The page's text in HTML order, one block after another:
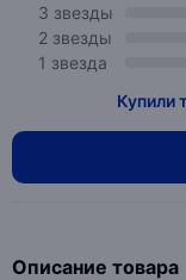
3 звезды
2 звезды
1 звезда
Купили
Описание товара